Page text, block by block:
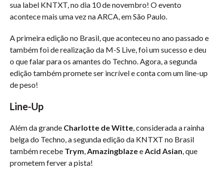
sua label KNTXT, no dia 10 de novembro! O evento
acontece mais uma vez na ARCA, em São Paulo.
A primeira edição no Brasil, que aconteceu no ano passado e
também foi de realização da M-S Live, foi um sucesso e deu
o que falar para os amantes do Techno. Agora, a segunda
edição também promete ser incrível e conta com um line-up
de peso!
Line-Up
Além da grande Charlotte de Witte, considerada a rainha
belga do Techno, a segunda edição da KNTXT no Brasil
também recebe Trym,AmazingblazeeAcid Asian, que
prometem ferver a pista!